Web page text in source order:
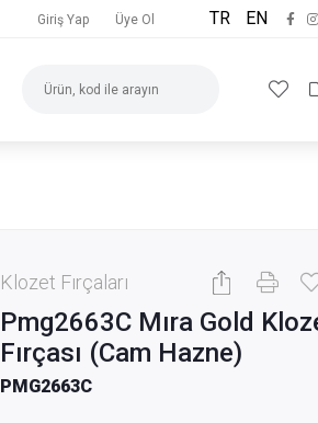
Giriş Yap Üye Ol TR EN
Klozet Fırçaları
Pmg2663C Mıra Gold
Fırçası (Cam Hazne)
PMG2663C